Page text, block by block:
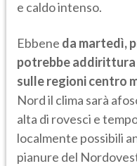
e caldo intenso.
Ebbene da martedì,
potrebbe
sulle regioni centro
Nord il clima sarà
alta di rovesci e
localmente possibili
pianure del